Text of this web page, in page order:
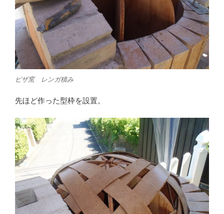
ピザ窯 レンガ積み
先ほど作った型枠を設置。